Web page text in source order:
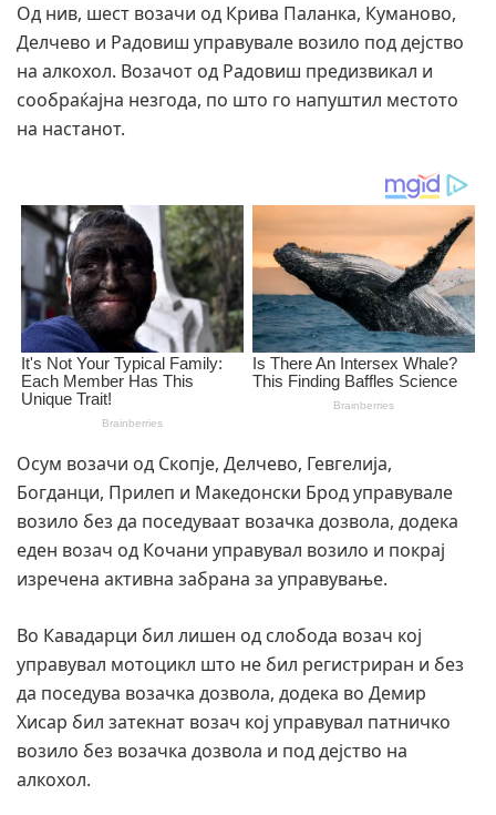
Од нив, шест возачи од Крива Паланка, Куманово,
Делчево и Радовиш управувале возило под дејство
на алкохол. Возачот од Радовиш предизвикал и
сообраќајна незгода, по што го напуштил местото
на настанот.
Осум возачи од Скопје, Делчево, Гевгелија,
Богданци, Прилеп и Македонски Брод управувале
возило без да поседуваат возачка дозвола, додека
еден возач од Кочани управувал возило и покрај
изречена активна забрана за управување.
Во Кавадарци бил лишен од слобода возач кој
управувал мотоцикл што не бил регистриран и без
да поседува возачка дозвола, додека во Демир
Хисар бил затекнат возач кој управувал патничко
возило без возачка дозвола и под дејство на
алкохол.